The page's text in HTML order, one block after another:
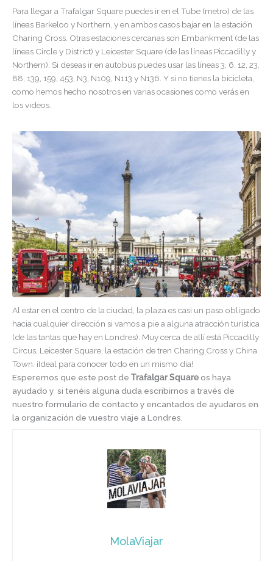
Para llegar a Trafalgar Square puedes ir en el Tube (metro) de las
líneas Barkeloo y Northern, y en ambos casos bajar en la estación
Charing Cross. Otras estaciones cercanas son Embankment (de las
líneas Circle y District) y Leicester Square (de las líneas Piccadilly y
Northern). Si deseas ir en autobús puedes usar las líneas 3, 6, 12, 23,
88, 139, 159, 453, N3, N109, N113 y N136. Y si no tienes la bicicleta,
como hemos hecho nosotros en varias ocasiones como verás en
los videos.
Al estar en el centro de la ciudad, la plaza es casi un paso obligado
hacia cualquier dirección si vamos a pie a alguna atracción turística
(de las tantas que hay en Londres). Muy cerca de allí está Piccadilly
Circus, Leicester Square, la estación de tren Charing Cross y China
Town. ¡Ideal para conocer todo en un mismo día!
Esperemos que este post de Trafalgar Square os haya
ayudado y si tenéis alguna duda escribirnos a través de
nuestro formulario de contacto y encantados de ayudaros en
la organización de vuestro viaje a Londres.
MolaViajar